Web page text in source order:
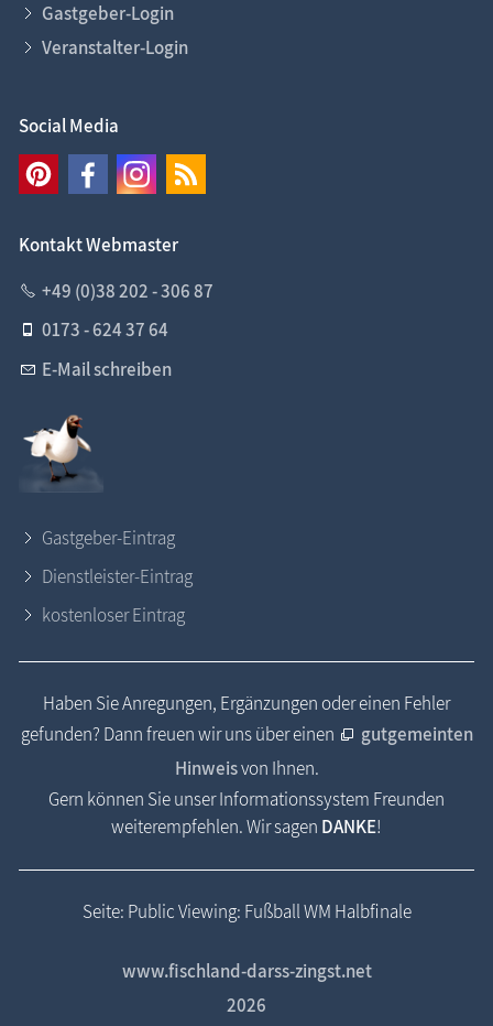
Gastgeber-Login
Veranstalter-Login
Social Media
Kontakt Webmaster
+49 (0)38 202 - 306 87
0173 - 624 37 64
E-Mail schreiben
Gastgeber-Eintrag
Dienstleister-Eintrag
kostenloser Eintrag
Haben Sie Anregungen, Ergänzungen oder einen Fehler
gefunden? Dann freuen wir uns über einen
gutgemeinten
Hinweisvon Ihnen.
Gern können Sie unser Informationssystem Freunden
weiterempfehlen. Wir sagen DANKE!
Seite: Public Viewing: Fußball WM Halbfinale
www.fischland-darss-zingst.net
2026